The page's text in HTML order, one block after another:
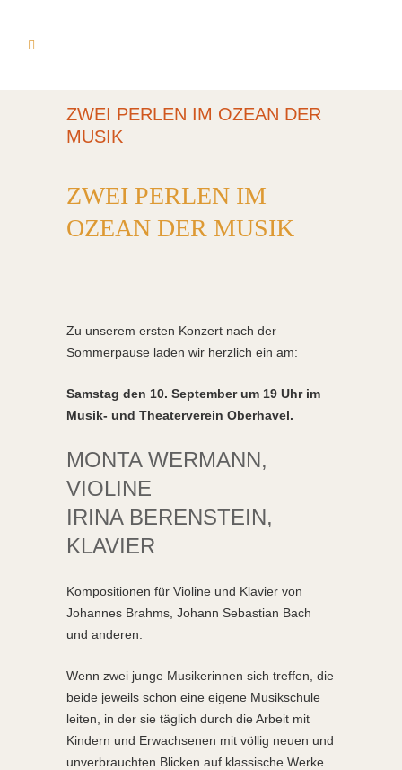
ZWEI PERLEN IM OZEAN DER
MUSIK
ZWEI PERLEN IM
OZEAN DER MUSIK
Zu unserem ersten Konzert nach der
Sommerpause laden wir herzlich ein am:
Samstag den 10. September um 19 Uhr im
Musik- und Theaterverein Oberhavel.
MONTA WERMANN,
VIOLINE
IRINA BERENSTEIN,
KLAVIER
Kompositionen für Violine und Klavier von
Johannes Brahms, Johann Sebastian Bach
und anderen.
Wenn zwei junge Musikerinnen sich treffen, die
beide jeweils schon eine eigene Musikschule
leiten, in der sie täglich durch die Arbeit mit
Kindern und Erwachsenen mit völlig neuen und
unverbrauchten Blicken auf klassische Werke